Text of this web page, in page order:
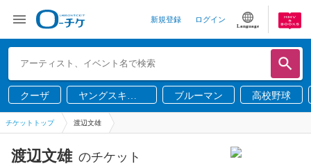
新規登録 ログイン
Language
クーザ
ヤングスキニ
ー
ブルーマン 高校野球
チケットトップ 渡辺文雄
渡辺文雄 のチケット